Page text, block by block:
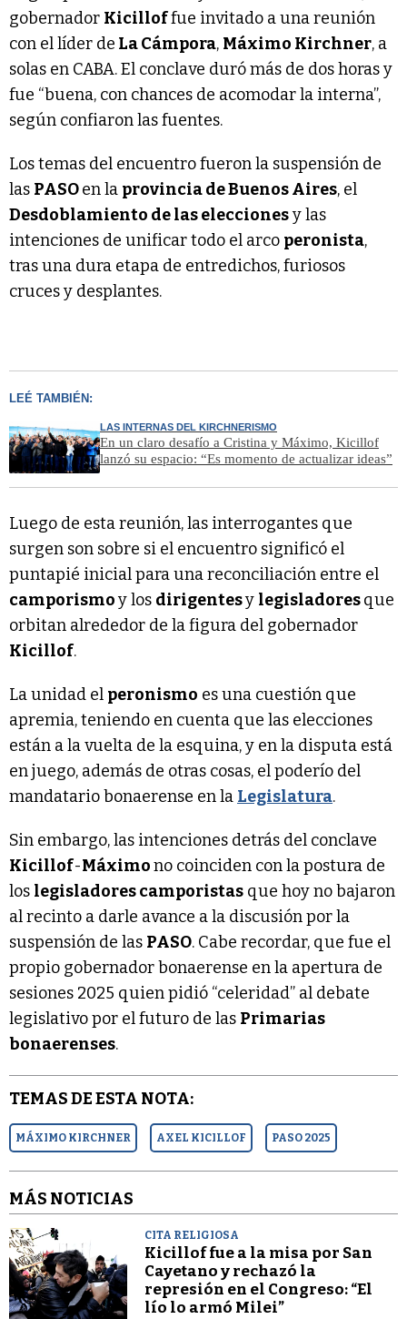
gobernador Kicilloffue invitado a una reunión
con el líder de La Cámpora, Máximo Kirchner, a
solas en CABA. El conclave duró más de dos horas y
fue “buena, con chances de acomodar la interna”,
según confiaron las fuentes.
Los temas del encuentro fueron la suspensión de
las PASOen la provincia de Buenos Aires, el
Desdoblamiento de las eleccionesy las
intenciones de unificar todo el arco peronista,
tras una dura etapa de entredichos, furiosos
cruces y desplantes.
LEÉ TAMBIÉN:
LAS INTERNAS DEL KIRCHNERISMO
En un claro desafío a Cristina y Máximo, Kicillof
lanzó su espacio: “Es momento de actualizar ideas”
Luego de esta reunión, las interrogantes que
surgen son sobre si el encuentro significó el
puntapié inicial para una reconciliación entre el
camporismoy los dirigentesy legisladoresque
orbitan alrededor de la figura del gobernador
Kicillof.
La unidad el peronismo es una cuestión que
apremia, teniendo en cuenta que las elecciones
están a la vuelta de la esquina, y en la disputa está
en juego, además de otras cosas, el poderío del
mandatario bonaerense en la Legislatura.
Sin embargo, las intenciones detrás del conclave
Kicillof-Máximono coinciden con la postura de
los legisladores camporistas que hoy no bajaron
al recinto a darle avance a la discusión por la
suspensión de las PASO. Cabe recordar, que fue el
propio gobernador bonaerense en la apertura de
sesiones 2025 quien pidió “celeridad” al debate
legislativo por el futuro de las Primarias
bonaerenses.
TEMAS DE ESTA NOTA:
MÁXIMO KIRCHNER AXEL KICILLOF PASO 2025
MÁS NOTICIAS
CITA RELIGIOSA
Kicillof fue a la misa por San
Cayetano y rechazó la
represión en el Congreso: “El
lío lo armó Milei”